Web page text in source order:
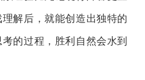
解后，就能创造出独特的
的过程，胜利自然会水到